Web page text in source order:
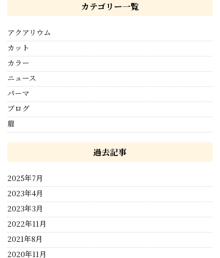
カテゴリー一覧
アクアリウム
カット
カラー
ニュース
パーマ
ブログ
眉
過去記事
2025年7月
2023年4月
2023年3月
2022年11月
2021年8月
2020年11月